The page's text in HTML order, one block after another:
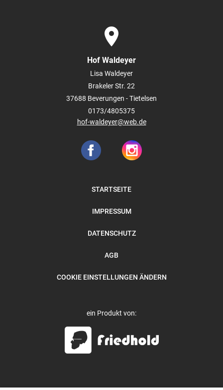
place
Hof Waldeyer
Lisa Waldeyer
Brakeler Str. 22
37688 Beverungen - Tietelsen
0173/4805375
hof-waldeyer@web.de
STARTSEITE
IMPRESSUM
DATENSCHUTZ
AGB
COOKIE EINSTELLUNGEN ÄNDERN
ein Produkt von: